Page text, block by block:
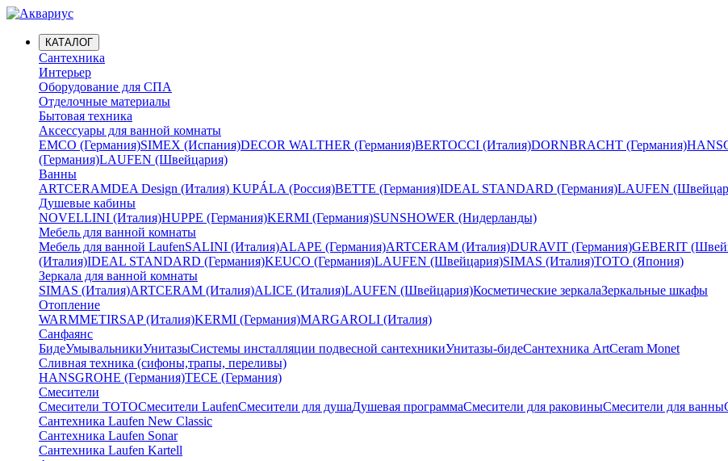
КАТАЛОГ
Сантехника
Интерьер
Оборудование для СПА
Отделочные материалы
Бытовая техника
Аксессуары для ванной комнаты
EMCO (Германия)SIMEX (Испания)DECOR WALTHER (Германия)BERTOCCI (Италия)DORNBRACHT (Германия)
(Германия)LAUFEN (Швейцария)
Ванны
ARTCERAMDEA Design (Италия) KUPÁLA (Россия)BETTE (Германия)IDEAL STANDARD (Германия)LAUFEN
Душевые кабины
NOVELLINI (Италия)HUPPE (Германия)KERMI (Германия)SUNSHOWER (Нидерланды)
Мебель для ванной комнаты
Мебель для ванной LaufenSALINI (Италия)ALAPE (Германия)ARTCERAM (Италия)DURAVIT (Германия)GEBERIT
(Италия)IDEAL STANDARD (Германия)KEUCO (Германия)LAUFEN (Швейцария)SIMAS (Италия)TOTO (Япония)
Зеркала для ванной комнаты
SIMAS (Италия)ARTCERAM (Италия)ALICE (Италия)LAUFEN (Швейцария)Косметические зеркалаЗеркальные шкафы
Отопление
WARMMETIRSAP (Италия)KERMI (Германия)MARGAROLI (Италия)
Санфаянс
БидеУмывальникиУнитазыСистемы инсталляции подвесной сантехникиУнитазы-бидеСантехника ArtCeram Monet
Сливная техника (сифоны,трапы, переливы)
HANSGROHE (Германия)TECE (Германия)
Смесители
Смесители TOTOСмесители LaufenСмесители для душаДушевая программаСмесители для раковиныСмесители для ванны
Сантехника Laufen New Classic
Сантехника Laufen Sonar
Сантехника Laufen Kartell